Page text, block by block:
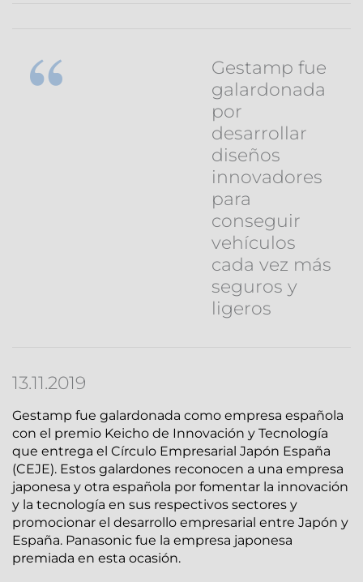
Gestamp fue
galardonada
por
desarrollar
diseños
innovadores
para
conseguir
vehículos
cada vez más
seguros y
ligeros
13.11.2019
Gestamp fue galardonada como empresa española
con el premio Keicho de Innovación y Tecnología
que entrega el Círculo Empresarial Japón España
(CEJE). Estos galardones reconocen a una empresa
japonesa y otra española por fomentar la innovación
y la tecnología en sus respectivos sectores y
promocionar el desarrollo empresarial entre Japón y
España. Panasonic fue la empresa japonesa
premiada en esta ocasión.